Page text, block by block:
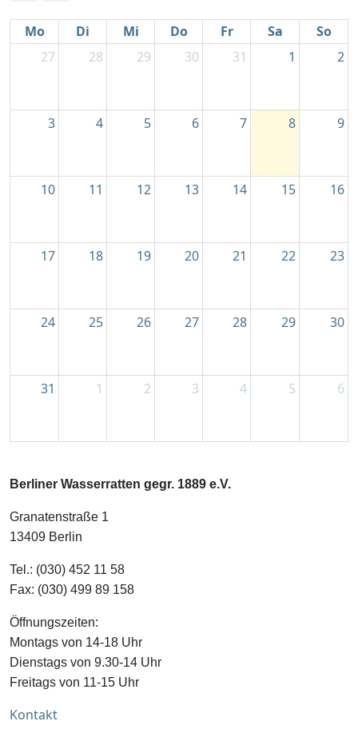
Mo Di Mi Do Fr Sa
So
27
28 29 30 31 1 2
3 4 5 6 7 8 9
10 11 12 13 14 15 16
17 18 19 20 21 22 23
24 25 26 27 28 29 30
31 1 2 3 4 5 6
Berliner Wasserratten gegr. 1889 e.V.
Granatenstraße 1
13409 Berlin
Tel.: (030) 452 11 58
Fax: (030) 499 89 158
Öffnungszeiten:
Montags von 14-18 Uhr
Dienstags von 9.30-14 Uhr
Freitags von 11-15 Uhr
Kontakt